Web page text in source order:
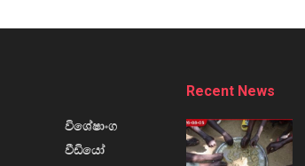
විශේෂාංග
වීඩියෝ
Recent News